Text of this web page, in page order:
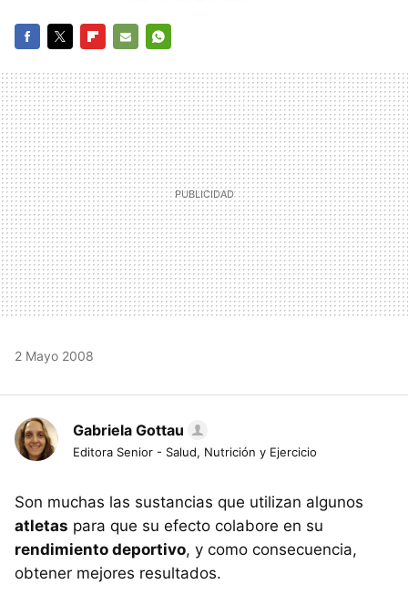
MAIL
2 Mayo 2008
Gabriela Gottau
Editora Senior - Salud, Nutrición y Ejercicio
Son muchas las sustancias que utilizan algunos
atletas para que su efecto colabore en su
rendimiento deportivo, y como consecuencia,
obtener mejores resultados.